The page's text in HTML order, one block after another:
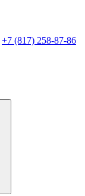
+7 (817) 258-87-86